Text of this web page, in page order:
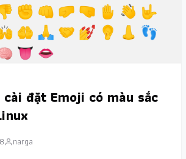
đặt Emoji có màu sắc
narga